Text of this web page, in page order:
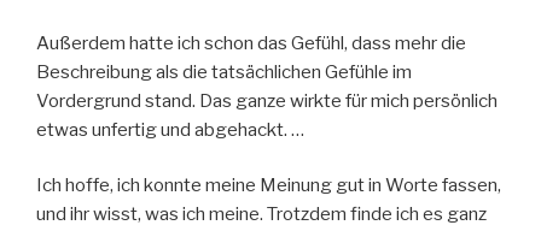
Außerdem hatte ich schon das Gefühl, dass mehr die
Beschreibung als die tatsächlichen Gefühle im
Vordergrund stand. Das ganze wirkte für mich persönlich
etwas unfertig und abgehackt. …
Ich hoffe, ich konnte meine Meinung gut in Worte fassen,
und ihr wisst, was ich meine. Trotzdem finde ich es ganz